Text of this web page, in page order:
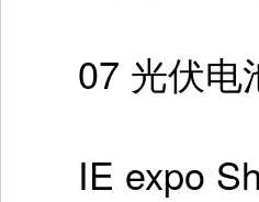
07 光伏电
IE expo